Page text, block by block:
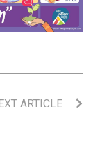
ARTICLE